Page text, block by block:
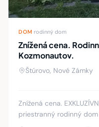
DOM rodinný dom
Znížená cena.
Kozmonautov.
Štúrovo, Nové Zámky
Znížená cena.
priestranný rodinný dom
vhodný pre